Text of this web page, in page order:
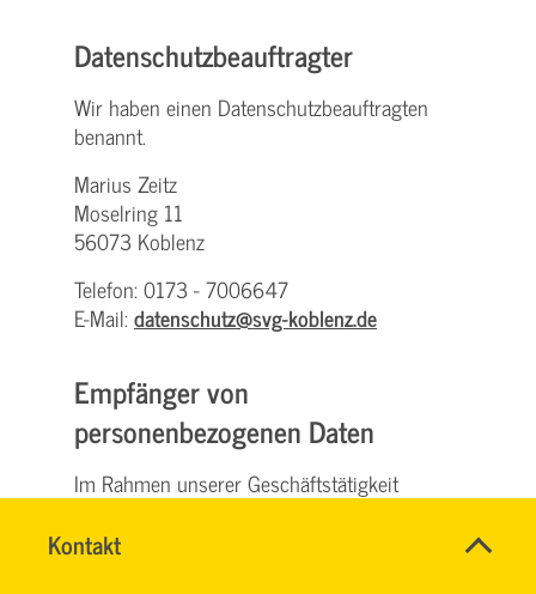
Kontakt
SVG
Name*
Datenschutz­beauftragter
Wir haben einen Datenschutzbeauftragten
benannt.
Marius Zeitz
Moselring 11
56073 Koblenz
Telefon: 0173 - 7006647
E-Mail: datenschutz@svg-koblenz.de
Empfänger von
personenbezogenen Daten
Im Rahmen unserer Geschäftstätigkeit
Stellen zusammen. Dabei ist teilweise auch